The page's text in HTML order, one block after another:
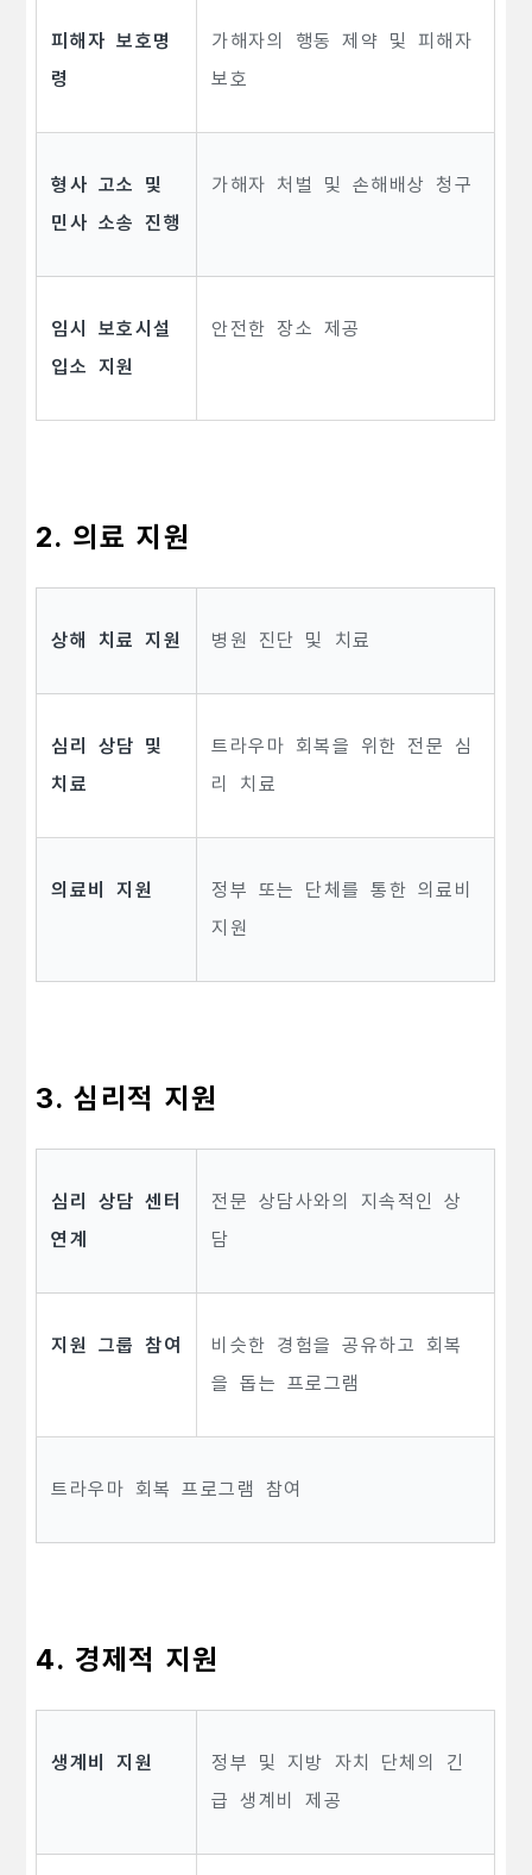
피해자 보호명
령
가해자의 행동 제약 및 피해자
보호
형사 고소 및
민사 소송 진행
가해자 처벌 및 손해배상 청구
임시 보호시설
입소 지원
안전한 장소 제공
2. 의료 지원
상해 치료 지원 병원 진단 및 치료
심리 상담 및
치료
트라우마 회복을 위한 전문 심
리 치료
의료비 지원
정부 또는 단체를 통한 의료비
지원
3. 심리적 지원
심리 상담 센터
연계
전문 상담사와의 지속적인 상
담
지원 그룹 참여
비슷한 경험을 공유하고 회복
을 돕는 프로그램
트라우마 회복 프로그램 참여
4. 경제적 지원
생계비 지원
정부 및 지방 자치 단체의 긴
급 생계비 제공